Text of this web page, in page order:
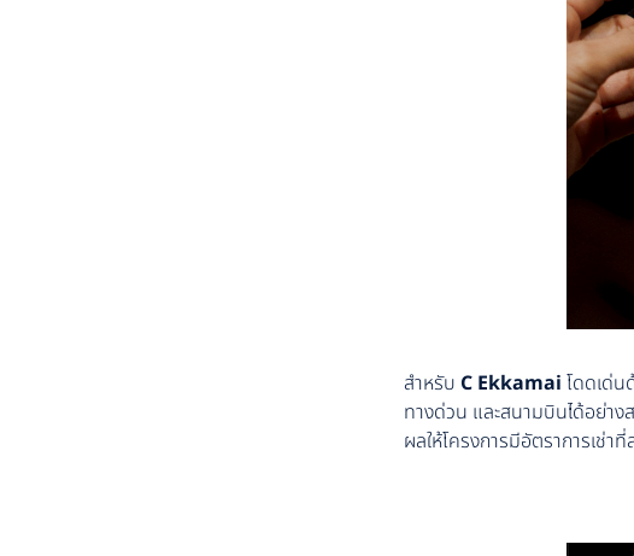
สำหรับ C Ekkamai โดดเด่น
ทางด่วน และสนามบินได้อย่า
ผลให้โครงการมีอัตราการเช่